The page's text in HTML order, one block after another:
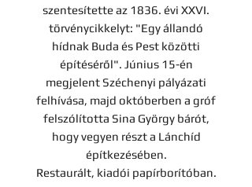
szentesítette az 1836. évi XXVI.
törvénycikkelyt: "Egy állandó
hídnak Buda és Pest közötti
építéséről". Június 15-én
megjelent Széchenyi pályázati
felhívása, majd októberben a gróf
felszólította Sina György bárót,
hogy vegyen részt a Lánchíd
építkezésében.
Restaurált, kiadói papírborítóban.